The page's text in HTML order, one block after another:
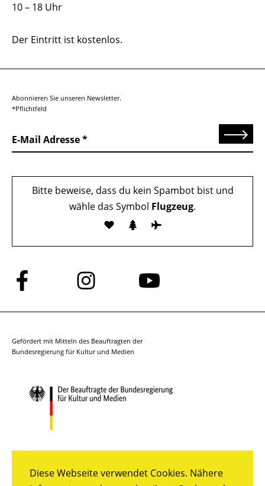
Diese Webseite verwendet Cookies. Nähere
10 – 18 Uhr
Der Eintritt ist kostenlos.
Abonnieren Sie unseren Newsletter.
*Pflichtfeld
E-Mail Adresse Senden
Bitte beweise, dass du kein Spambot bist und
wähle das Symbol Flugzeug.
Folge
uns
auf
Folge
uns
auf
Folge
auf
Gefördert mit Mitteln des Beauftragten der
Bundesregierung für Kultur und Medien